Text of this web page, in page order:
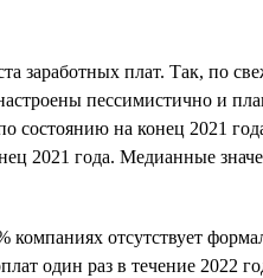
плат. Так, по
пессимистично и
состоянию на конец 2021
2021 года. Медианные
отсутствует
один раз в течение